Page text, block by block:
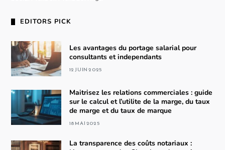
EDITORS PICK
Les avantages du portage salarial pour
consultants et independants
12 JUIN 2025
Maitrisez les relations commerciales : guide
sur le calcul et l’utilite de la marge, du taux
de marge et du taux de marque
18 MAI 2025
La transparence des coûts notariaux :